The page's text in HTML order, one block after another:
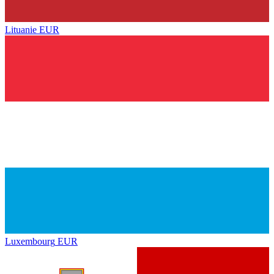
Lituanie EUR
Luxembourg EUR